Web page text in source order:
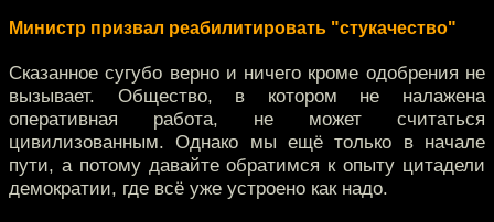
Министр призвал реабилитировать "стукачество"
Сказанное сугубо верно и ничего кроме одобрения не
вызывает. Общество, в котором не налажена
оперативная работа, не может считаться
цивилизованным. Однако мы ещё только в начале
пути, а потому давайте обратимся к опыту цитадели
демократии, где всё уже устроено как надо.